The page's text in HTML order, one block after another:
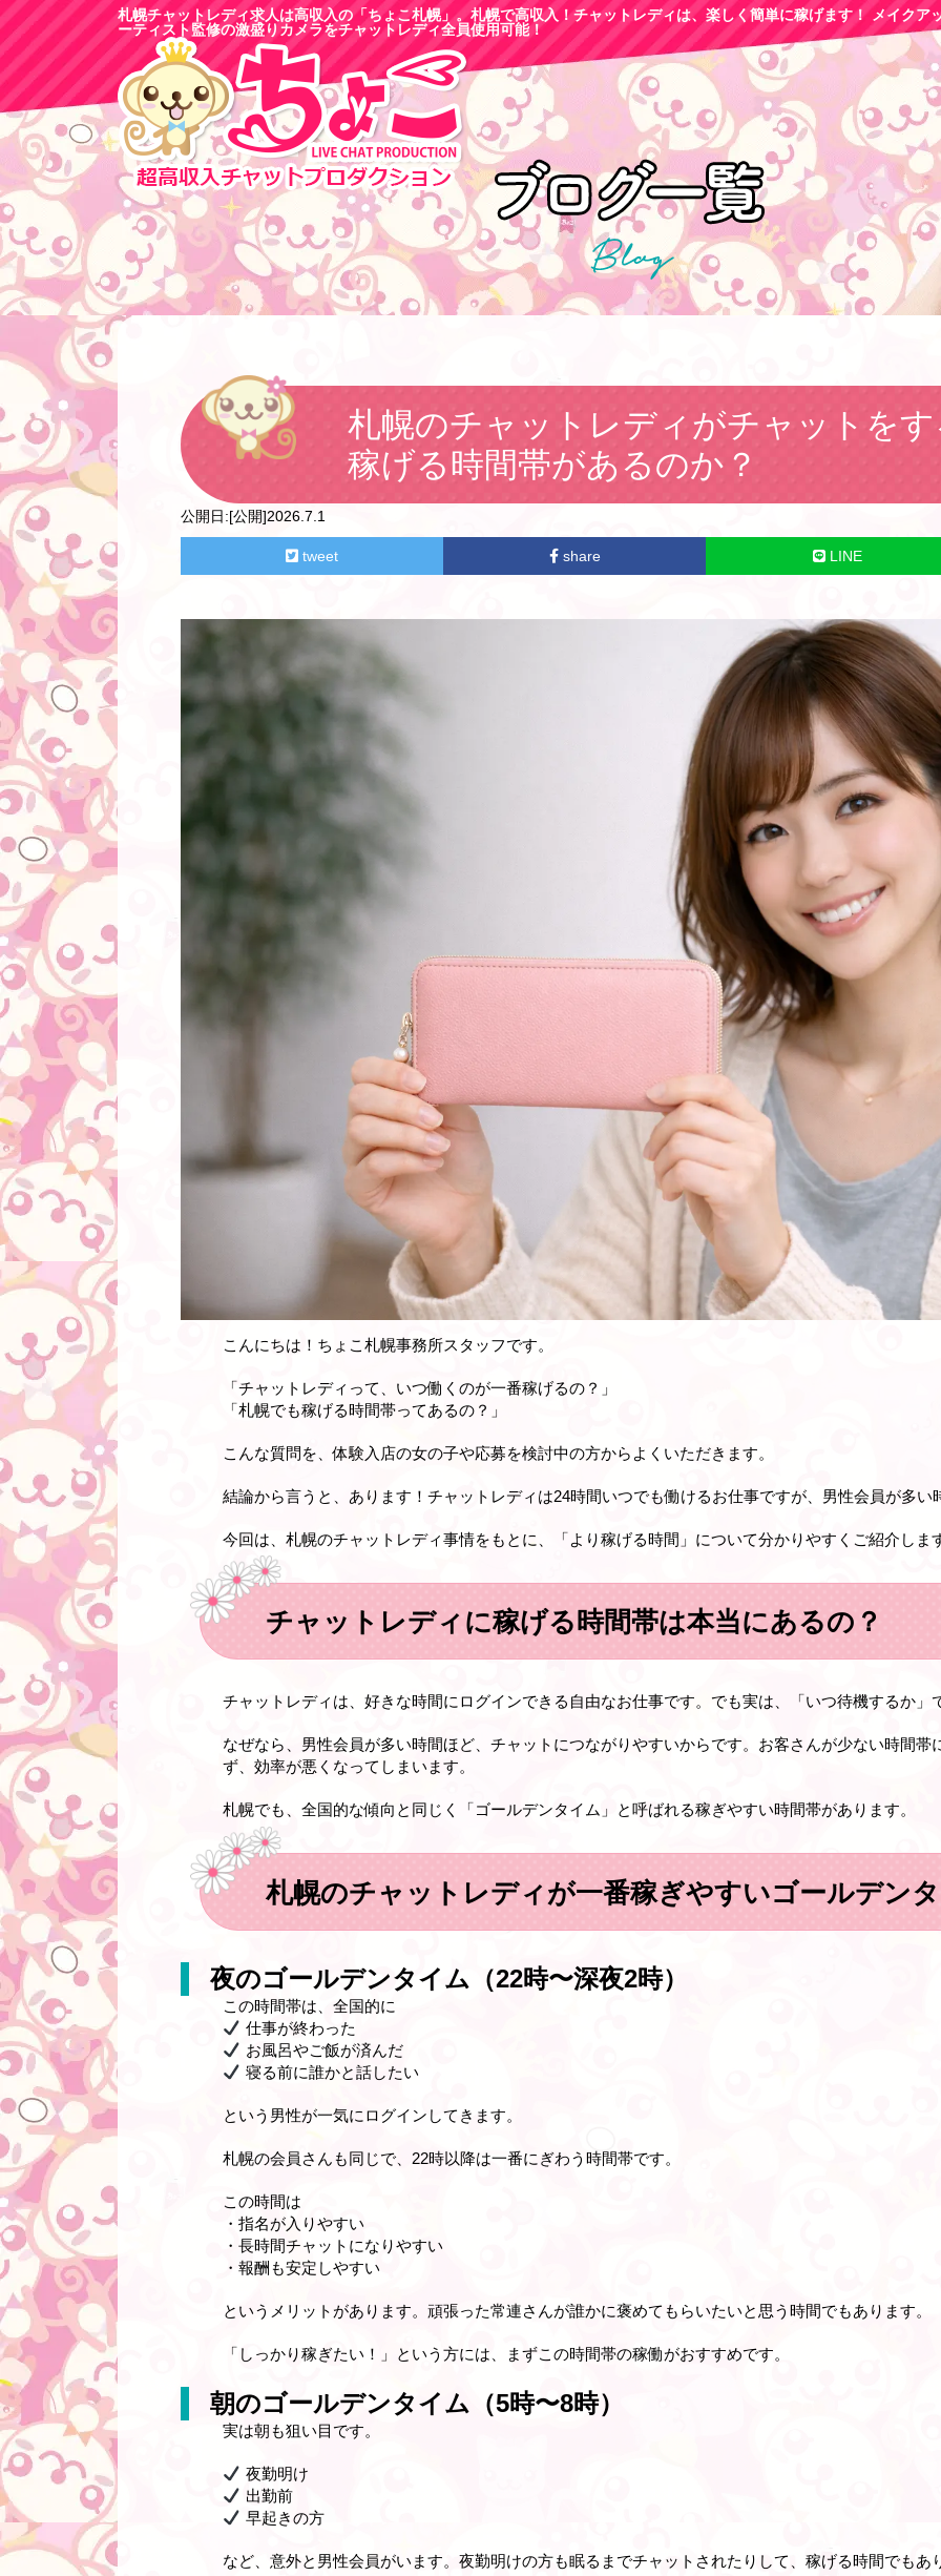
札幌チャットレディ求人は高収入の「ちょこ札幌」。札幌で高収入！チャットレディは、楽しく簡単に稼げます！ メイクア
ーティスト監修の激盛りカメラをチャットレディ全員使用可能！
札幌のチャットレディがチャットを
稼げる時間帯があるのか？
公開日:[公開]2026.7.1
tweet share LINE
こんにちは！ちょこ札幌事務所スタッフです。
「チャットレディって、いつ働くのが一番稼げるの？」
「札幌でも稼げる時間帯ってあるの？」
こんな質問を、体験入店の女の子や応募を検討中の方からよくいただきます。
結論から言うと、あります！チャットレディは24時間いつでも働けるお仕事ですが、男性会員が多
今回は、札幌のチャットレディ事情をもとに、「より稼げる時間」について分かりやすくご紹介しま
チャットレディに稼げる時間帯は本当にあるの？
チャットレディは、好きな時間にログインできる自由なお仕事です。でも実は、「いつ待機するか」
なぜなら、男性会員が多い時間ほど、チャットにつながりやすいからです。お客さんが少ない時間帯
ず、効率が悪くなってしまいます。
札幌でも、全国的な傾向と同じく「ゴールデンタイム」と呼ばれる稼ぎやすい時間帯があります。
札幌のチャットレディが一番稼ぎやすいゴールデン
夜のゴールデンタイム（22時〜深夜2時）
この時間帯は、全国的に
仕事が終わった
お風呂やご飯が済んだ
寝る前に誰かと話したい
という男性が一気にログインしてきます。
札幌の会員さんも同じで、22時以降は一番にぎわう時間帯です。
この時間は
・指名が入りやすい
・長時間チャットになりやすい
・報酬も安定しやすい
というメリットがあります。頑張った常連さんが誰かに褒めてもらいたいと思う時間でもあります。
「しっかり稼ぎたい！」という方には、まずこの時間帯の稼働がおすすめです。
朝のゴールデンタイム（5時〜8時）
実は朝も狙い目です。
夜勤明け
出勤前
早起きの方
など、意外と男性会員がいます。夜勤明けの方も眠るまでチャットされたりして、稼げる時間でもあ